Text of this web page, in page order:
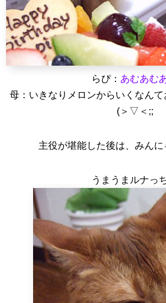
らぴ： あむあむ
母：いきなりメロンからいくなん
(＞▽＜;;
主役が堪能した後は、みん
うまうまルナっ